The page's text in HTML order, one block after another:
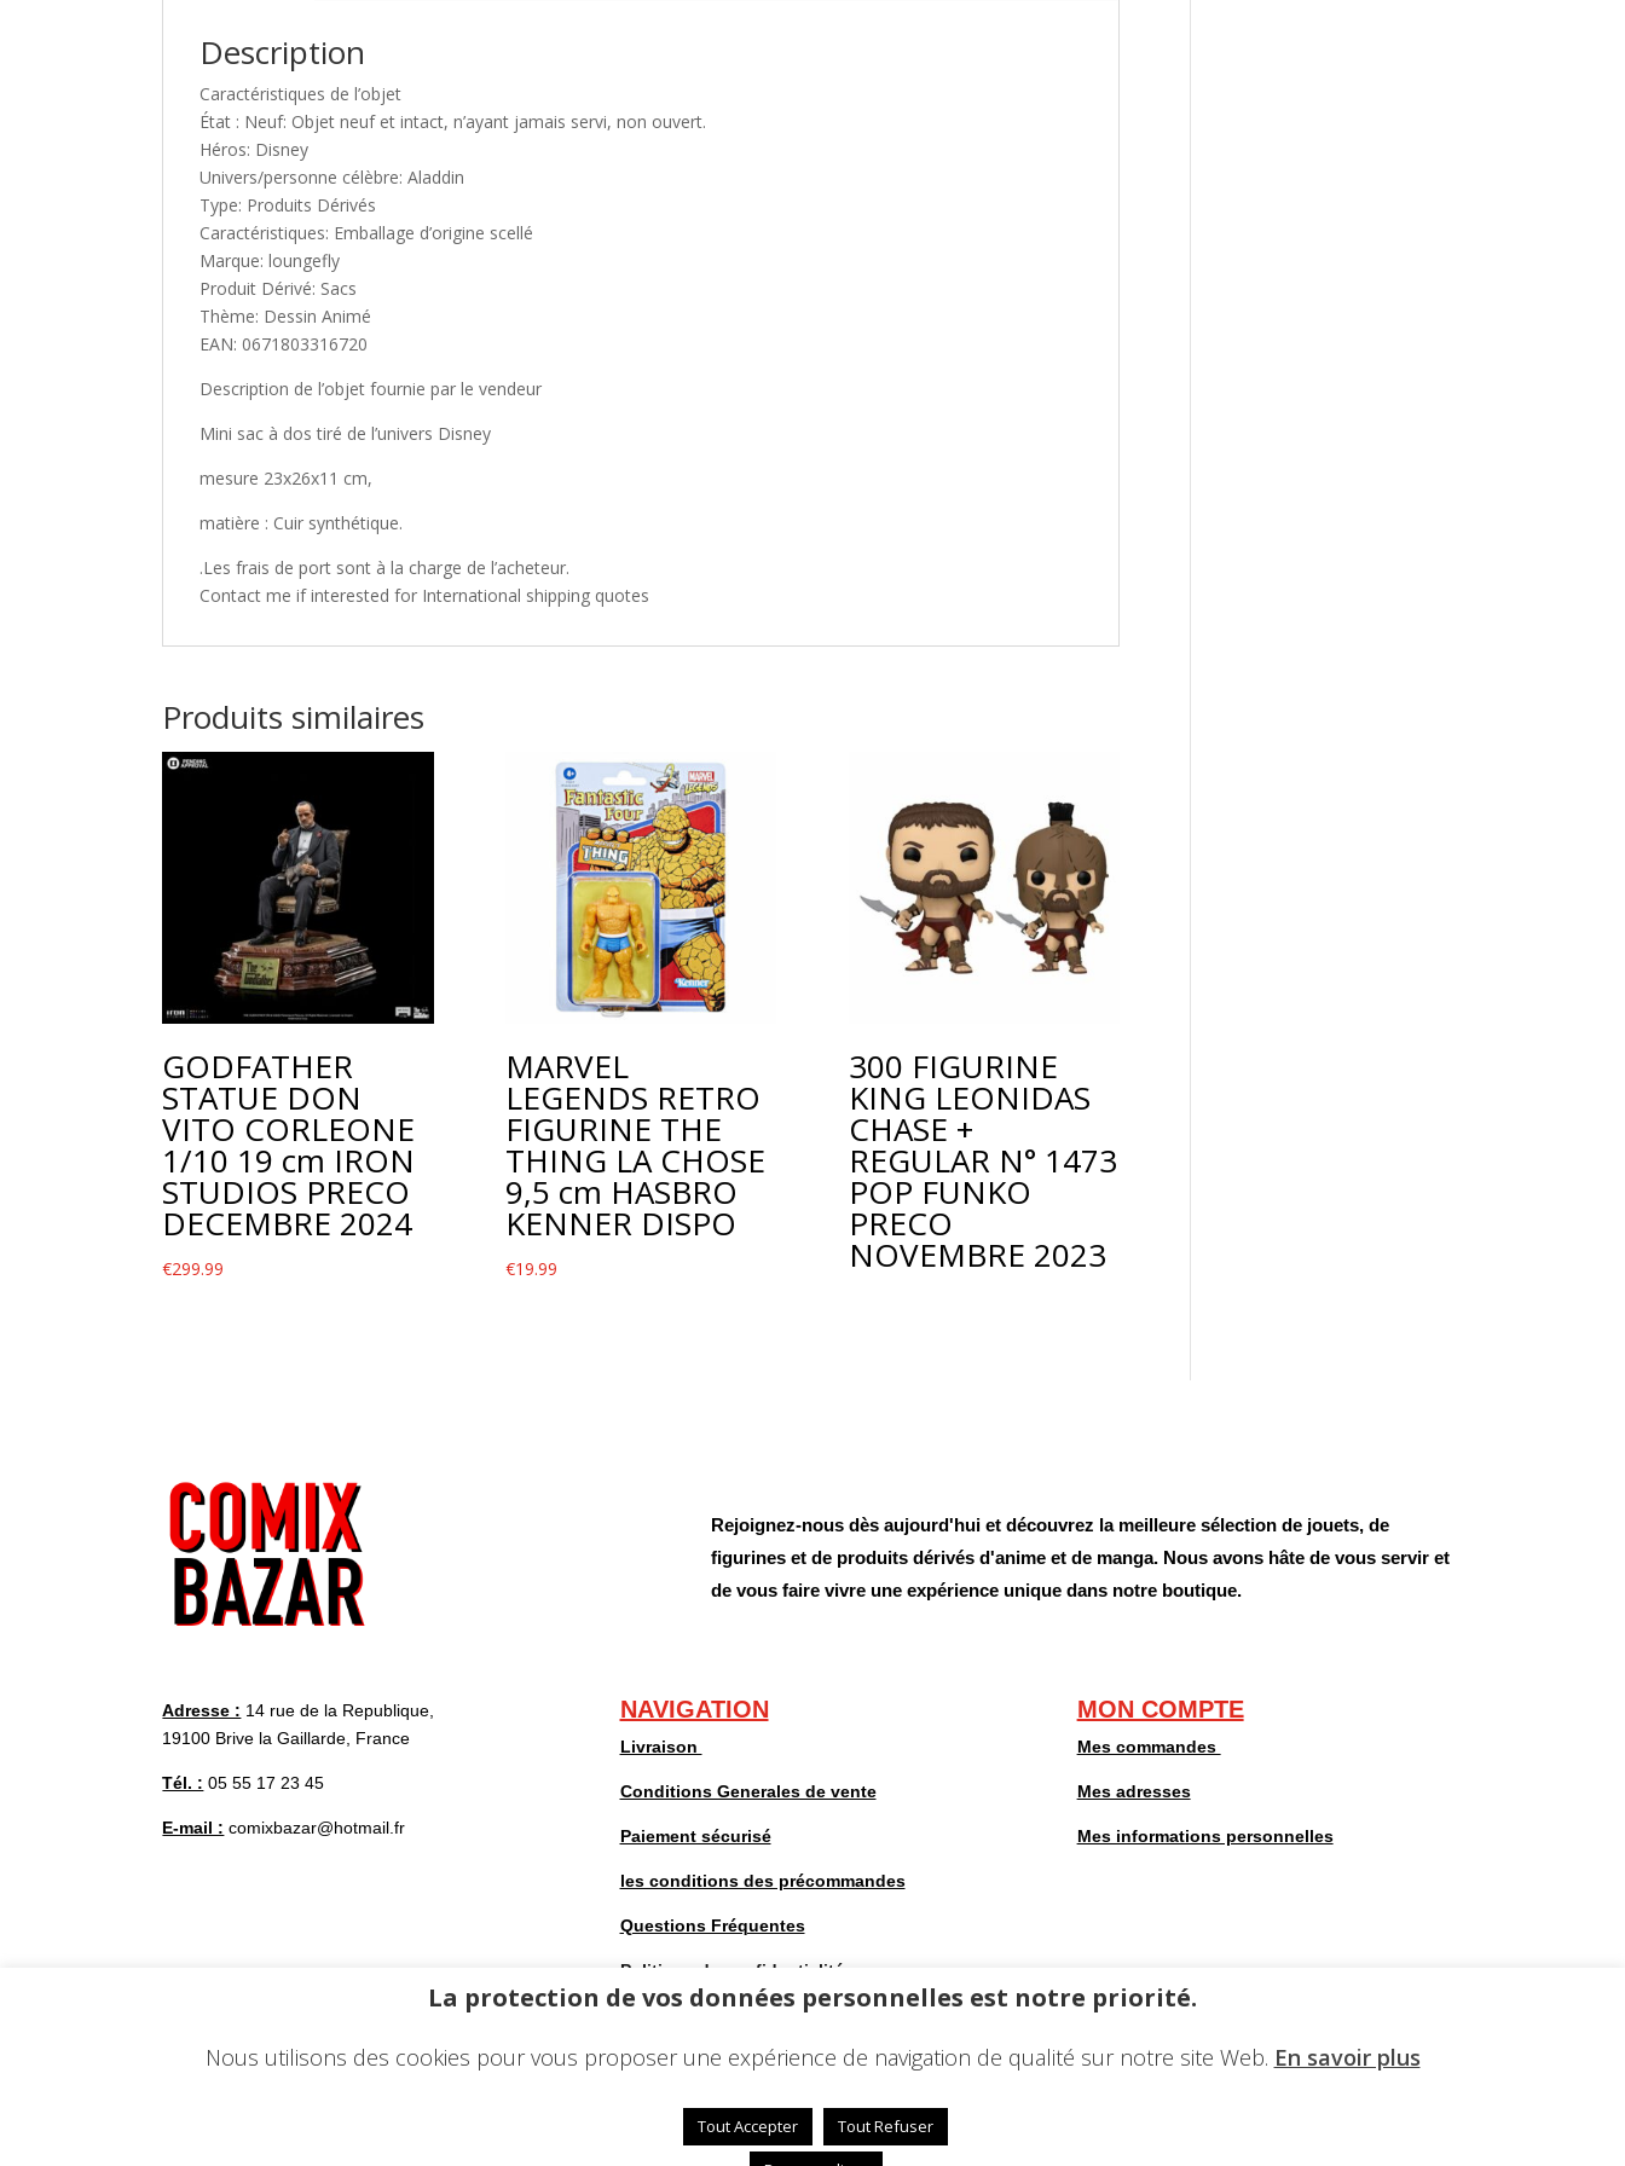
Description
Caractéristiques de l’objet
État : Neuf: Objet neuf et intact, n’ayant jamais servi, non ouvert.
Héros: Disney
Univers/personne célèbre: Aladdin
Type: Produits Dérivés
Caractéristiques: Emballage d’origine scellé
Marque: loungefly
Produit Dérivé: Sacs
Thème: Dessin Animé
EAN: 0671803316720
Description de l’objet fournie par le vendeur
Mini sac à dos tiré de l’univers Disney
mesure 23x26x11 cm,
matière : Cuir synthétique.
.Les frais de port sont à la charge de l’acheteur.
Contact me if interested for International shipping quotes
Produits similaires
GODFATHER
STATUE DON
VITO CORLEONE
1/10 19 cm IRON
STUDIOS PRECO
DECEMBRE 2024
€299.99
MARVEL
LEGENDS RETRO
FIGURINE THE
THING LA CHOSE
9,5 cm HASBRO
KENNER DISPO
€19.99
300 FIGURINE
KING LEONIDAS
CHASE +
REGULAR N° 1473
POP FUNKO
PRECO
NOVEMBRE 2023
Rejoignez-nous dès aujourd'hui et découvrez la meilleure sélection de jouets, de
figurines et de produits dérivés d'anime et de manga. Nous avons hâte de vous servir et
de vous faire vivre une expérience unique dans notre boutique.
Adresse : 14 rue de la Republique,
19100 Brive la Gaillarde, France
Tél. : 05 55 17 23 45
E-mail : comixbazar@hotmail.fr
NAVIGATION
Livraison
Conditions Generales de vente
Paiement sécurisé
les conditions des précommandes
Questions Fréquentes
Politique de confidentialité
MON COMPTE
Mes commandes
Mes adresses
Mes informations personnelles
La protection de vos données personnelles est notre priorité.
Nous utilisons des cookies pour vous proposer une expérience de navigation de qualité sur notre site Web. En savoir plus
Tout Accepter
Tout Refuser